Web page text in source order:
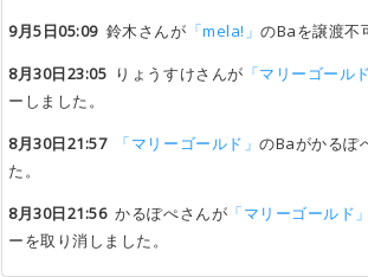
9月5日05:09鈴木さんが 「mela!」のBaを譲渡不
8月30日23:05 りょうすけさんが 「マリーゴール
ーしました。
8月30日21:57
「マリーゴールド」のBaがかるぽ
た。
8月30日21:56かるぽぺさんが 「マリーゴールド」
ーを取り消しました。